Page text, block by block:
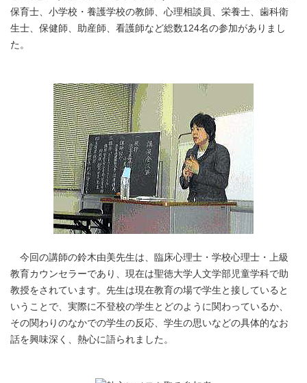
保育士、小学校・養護学校の教師、心理相談員、栄養士、歯科衛
生士、保健師、助産師、看護師など総数124名の参加がありまし
た。
今回の講師の鈴木由美先生は、臨床心理士・学校心理士・上級
教育カウンセラーであり、現在は聖徳大学人文学部児童学科で助
教授をされています。先生は現在教育の場で学生と接していると
いうことで、実際に不登校の学生とどのように関わっているか、
その関わりのなかでの学生の反応、学生の思いなどの具体的なお
話を興味深く、熱心に語られました。